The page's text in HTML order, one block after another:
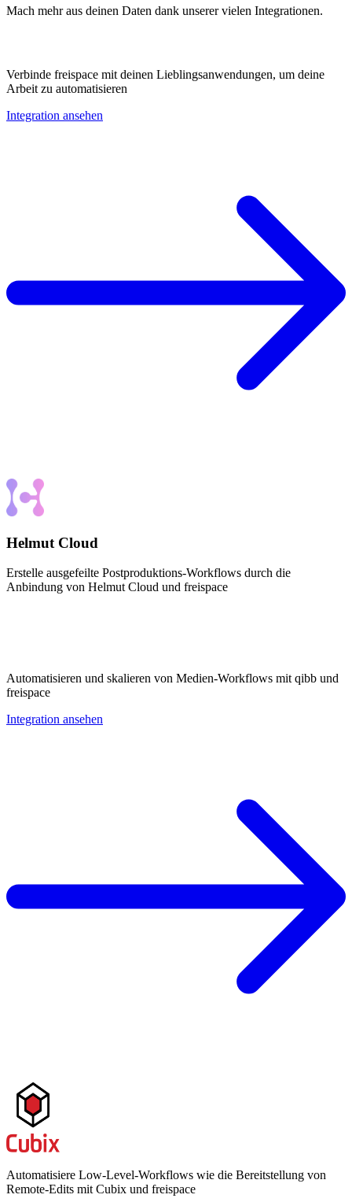
Mach mehr aus deinen Daten dank unserer vielen Integrationen.
Verbinde freispace mit deinen Lieblingsanwendungen, um deine
Arbeit zu automatisieren
Integration ansehen
Helmut Cloud
Erstelle ausgefeilte Postproduktions-Workflows durch die
Anbindung von Helmut Cloud und freispace
Automatisieren und skalieren von Medien-Workflows mit qibb und
freispace
Integration ansehen
Automatisiere Low-Level-Workflows wie die Bereitstellung von
Remote-Edits mit Cubix und freispace